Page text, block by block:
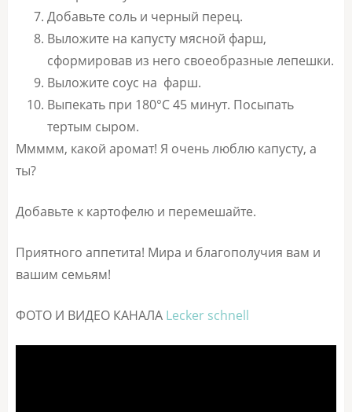
Добавьте соль и черный перец.
Выложите на капусту мясной фарш,
сформировав из него своеобразные лепешки.
Выложите соус на фарш.
Выпекать при 180°С 45 минут. Посыпать
тертым сыром.
Ммммм, какой аромат! Я очень люблю капусту, а
ты?
Добавьте к картофелю и перемешайте.
Приятного аппетита! Мира и благополучия вам и
вашим семьям!
ФОТО И ВИДЕО КАНАЛА Lecker schnell